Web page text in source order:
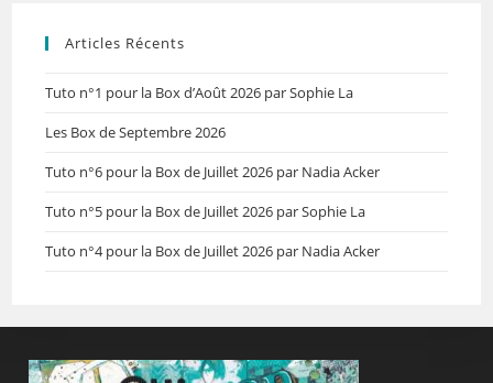
Articles Récents
Tuto n°1 pour la Box d’Août 2026 par Sophie La
Les Box de Septembre 2026
Tuto n°6 pour la Box de Juillet 2026 par Nadia Acker
Tuto n°5 pour la Box de Juillet 2026 par Sophie La
Tuto n°4 pour la Box de Juillet 2026 par Nadia Acker